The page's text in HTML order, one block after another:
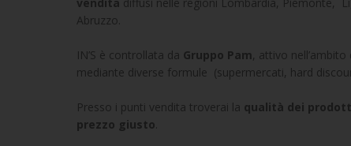
Abruzzo.
IN’S è controllata da Gruppo Pam, attivo
mediante diverse formule (supermercati, hard
Presso i punti vendita troverai la qualità dei
prezzo giusto